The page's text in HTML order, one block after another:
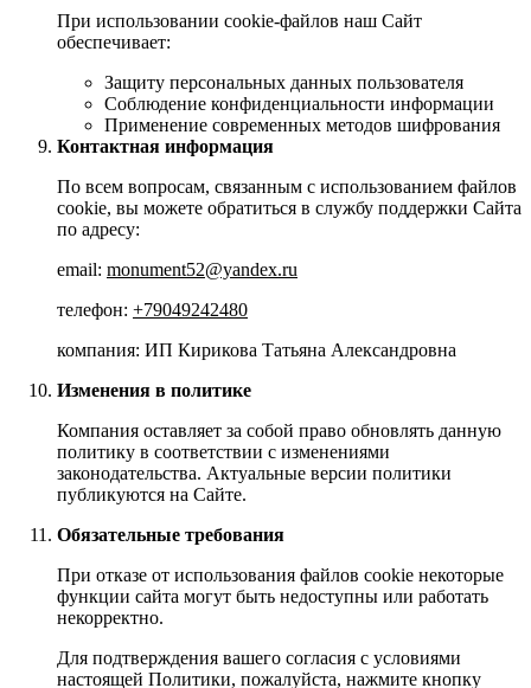
При использовании cookie-файлов наш Сайт
обеспечивает:
Защиту персональных данных пользователя
Соблюдение конфиденциальности информации
Применение современных методов шифрования
Контактная информация
По всем вопросам, связанным с использованием файлов
cookie, вы можете обратиться в службу поддержки Сайта
по адресу:
email: monument52@yandex.ru
телефон: +79049242480
компания: ИП Кирикова Татьяна Александровна
Изменения в политике
Компания оставляет за собой право обновлять данную
политику в соответствии с изменениями
законодательства. Актуальные версии политики
публикуются на Сайте.
Обязательные требования
При отказе от использования файлов cookie некоторые
функции сайта могут быть недоступны или работать
некорректно.
Для подтверждения вашего согласия с условиями
настоящей Политики, пожалуйста, нажмите кнопку